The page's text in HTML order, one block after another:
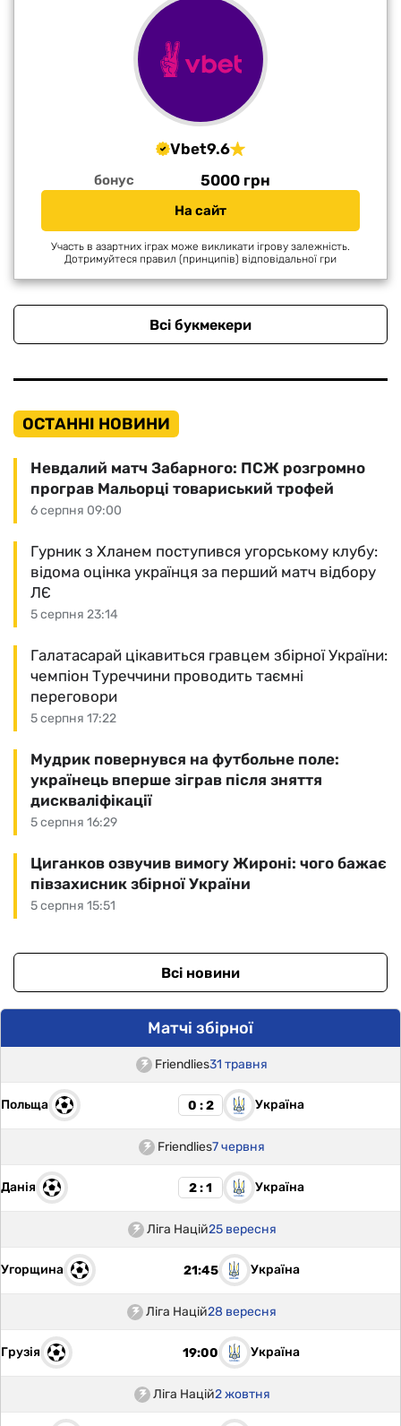
Vbet9.6
бонус 5000 грн
На сайт
Участь в азартних іграх може викликати ігрову залежність.
Дотримуйтеся правил (принципів) відповідальної гри
Всі букмекери
ОСТАННІ НОВИНИ
6 серпня 09:00
Невдалий матч Забарного: ПСЖ розгромно
програв Мальорці товариський трофей
5 серпня 23:14
Гурник з Хланем поступився угорському клубу:
відома оцінка українця за перший матч відбору
ЛЄ
5 серпня 17:22
Галатасарай цікавиться гравцем збірної України:
чемпіон Туреччини проводить таємні
переговори
5 серпня 16:29
Мудрик повернувся на футбольне поле:
українець вперше зіграв після зняття
дискваліфікації
5 серпня 15:51
Циганков озвучив вимогу Жироні: чого бажає
півзахисник збірної України
Всі новини
Матчі збірної
Friendlies31 травня
Польща 0 : 2 Україна
Friendlies7 червня
Данія 2 : 1 Україна
Ліга Націй25 вересня
Угорщина 21:45 Україна
Ліга Націй28 вересня
Грузія 19:00 Україна
Ліга Націй2 жовтня